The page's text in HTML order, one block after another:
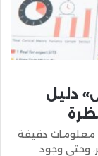
دليل
معلومات دقيقة
وحتى وجود